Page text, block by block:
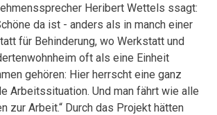
Heribert Wettels ssagt:
da ist - anders als in manch einer
für Behinderung, wo Werkstatt und
oft als eine Einheit
gehören: Hier herrscht eine ganz
Arbeitssituation. Und man fährt wie alle
zur Arbeit.“ Durch das Projekt hätten